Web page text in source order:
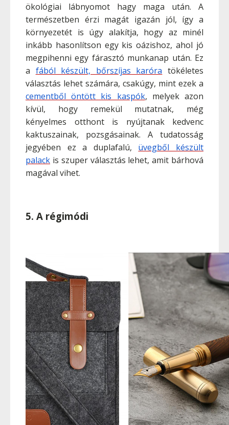
ökológiai lábnyomot hagy maga után. A
természetben érzi magát igazán jól, így a
környezetét is úgy alakítja, hogy az minél
inkább hasonlítson egy kis oázishoz, ahol jó
megpihenni egy fárasztó munkanap után. Ez
a fából készült, bőrszíjas karóra tökéletes
választás lehet számára, csakúgy, mint ezek a
cementből öntött kis kaspók, melyek azon
kívül, hogy remekül mutatnak, még
kényelmes otthont is nyújtanak kedvenc
kaktuszainak, pozsgásainak. A tudatosság
jegyében ez a duplafalú, üvegből készült
palack is szuper választás lehet, amit bárhová
magával vihet.
5. A régimódi